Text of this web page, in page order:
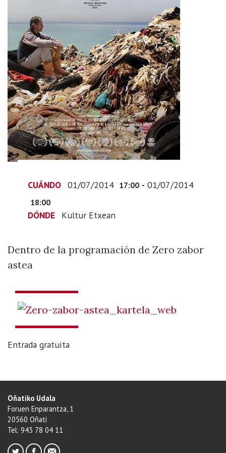
residuos
basuras”
2014-
07-
01T19:00:00+02:00
2014-
07-
01T20:00:00+02:00
Dentro
de
programación
CUÁNDO 01/07/2014 17:00 - 01/07/2014
18:00
DÓNDE Kultur Etxean
Dentro de la programación de Zero zabor
astea
Entrada gratuita
Oñatiko Udala
Foruen Enparantza, 1
20560 Oñati
Tel: 943 78 04 11